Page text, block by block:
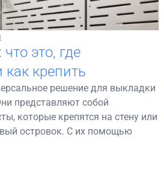
это, где
крепить
решение для выкладки
представляют собой
которые крепятся на стену или
островок. С их помощью